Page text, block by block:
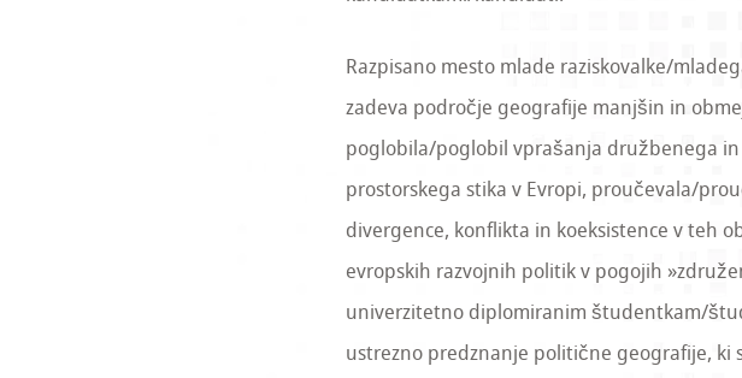
Razpisano mesto mlade raziskovalke/
zadeva področje geografije manjšin in
poglobila/poglobil vprašanja družbenega
prostorskega stika v Evropi, proučevala/
divergence, konflikta in koeksistence v teh
evropskih razvojnih politik v pogojih
univerzitetno diplomiranim študentkam/
ustrezno predznanje politične geografije,